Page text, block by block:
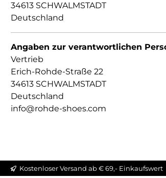
34613 SCHWALMSTADT
Deutschland
Angaben zur verantwortlichen
Vertrieb
Erich-Rohde-Straße 22
34613 SCHWALMSTADT
Deutschland
info@rohde-shoes.com
Kostenloser Versand ab € 69,- Einkaufswert